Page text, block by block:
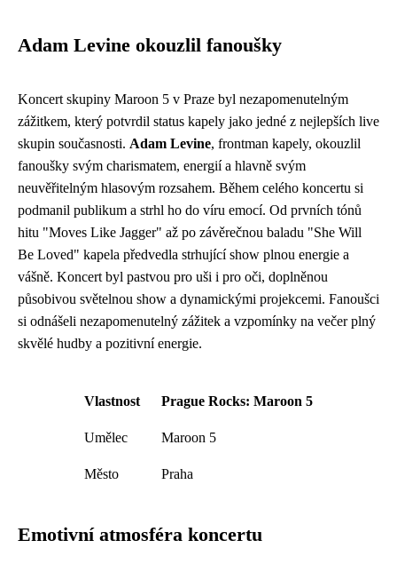
Adam Levine okouzlil fanoušky
Koncert skupiny Maroon 5 v Praze byl nezapomenutelným
zážitkem, který potvrdil status kapely jako jedné z nejlepších live
skupin současnosti. Adam Levine, frontman kapely, okouzlil
fanoušky svým charismatem, energií a hlavně svým
neuvěřitelným hlasovým rozsahem. Během celého koncertu si
podmanil publikum a strhl ho do víru emocí. Od prvních tónů
hitu "Moves Like Jagger" až po závěrečnou baladu "She Will
Be Loved" kapela předvedla strhující show plnou energie a
vášně. Koncert byl pastvou pro uši i pro oči, doplněnou
působivou světelnou show a dynamickými projekcemi. Fanoušci
si odnášeli nezapomenutelný zážitek a vzpomínky na večer plný
skvělé hudby a pozitivní energie.
Vlastnost Prague Rocks: Maroon 5
Umělec Maroon 5
Město Praha
Emotivní atmosféra koncertu